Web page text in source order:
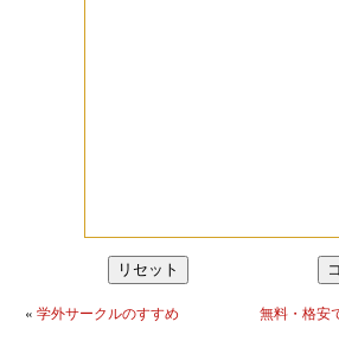
リセット
« 学外サークルのすすめ 無料・格安